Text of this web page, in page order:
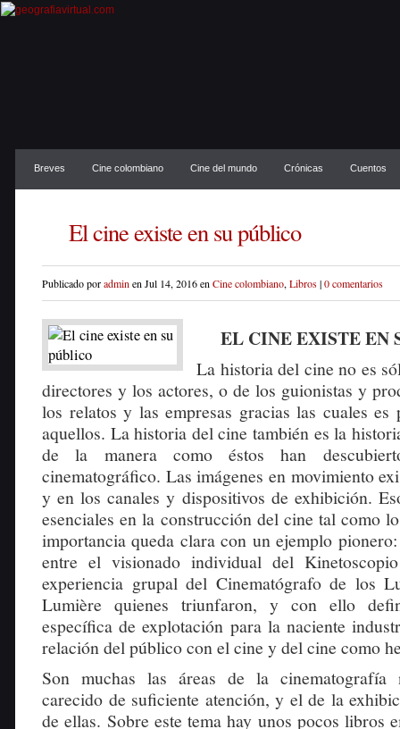
Breves Cine colombiano Cine del mundo Crónicas Cuentos
El cine existe en su público
Publicado poradmin en Jul 14, 2016 en Cine colombiano, Libros|0 comentarios
EL CINE EXISTE EN
La historia del cine no es
directores y los actores, o de los guionistas y
los relatos y las empresas gracias las cuales
aquellos. La historia del cine también es la
de la manera como éstos han
cinematográfico. Las imágenes en movimiento
y en los canales y dispositivos de exhibición.
esenciales en la construcción del cine tal como
importancia queda clara con un ejemplo
entre el visionado individual del
experiencia grupal del Cinematógrafo de los
Lumière quienes triunfaron, y con ello
específica de explotación para la naciente
relación del público con el cine y del cine como
Son muchas las áreas de la cinematografía
carecido de suficiente atención, y el de la
de ellas. Sobre este tema hay unos pocos libros